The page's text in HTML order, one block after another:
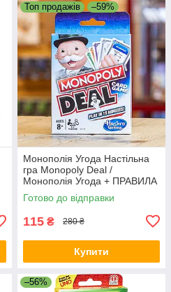
Топ продажів –59%
Монополія Угода Настільна
гра Monopoly Deal /
Монополія Угода + ПРАВИЛА
УКРАЇНСЬКОЮ
Готово до відправки
115 ₴ 280 ₴
Купити
–56%